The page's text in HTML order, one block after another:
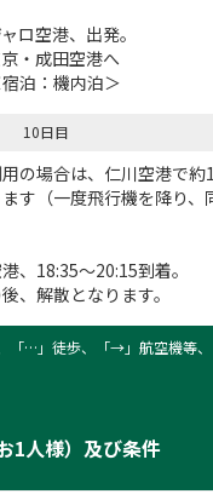
ロ空港、出発。
・成田空港へ
泊：機内泊＞
10日目
の場合は、仁川空港で約
す（一度飛行機を降り、
、18:35～20:15到着。
、解散となります。
「…」徒歩、「→」航空機等、
1人様）及び条件